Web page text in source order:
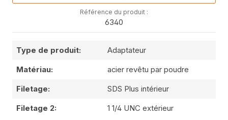
Référence du produit :
6340
Type de produit: Adaptateur
Matériau: acier revêtu par poudre
Filetage: SDS Plus intérieur
Filetage 2: 1 1/4 UNC extérieur